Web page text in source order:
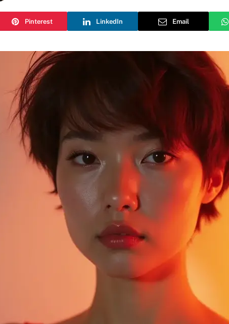
Pinterest LinkedIn Email